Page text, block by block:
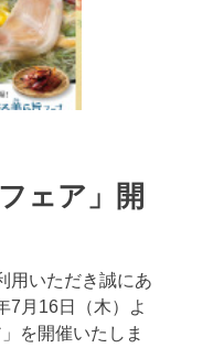
ェア」開
用いただき誠にあ
7月16日（木）よ
を開催いたしま